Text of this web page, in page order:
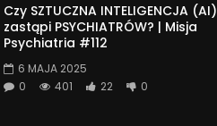
Czy SZTUCZNA INTELIGENCJA (AI)
zastąpi PSYCHIATRÓW? | Misja
Psychiatria #112
6 MAJA 2025
0
401 22 0